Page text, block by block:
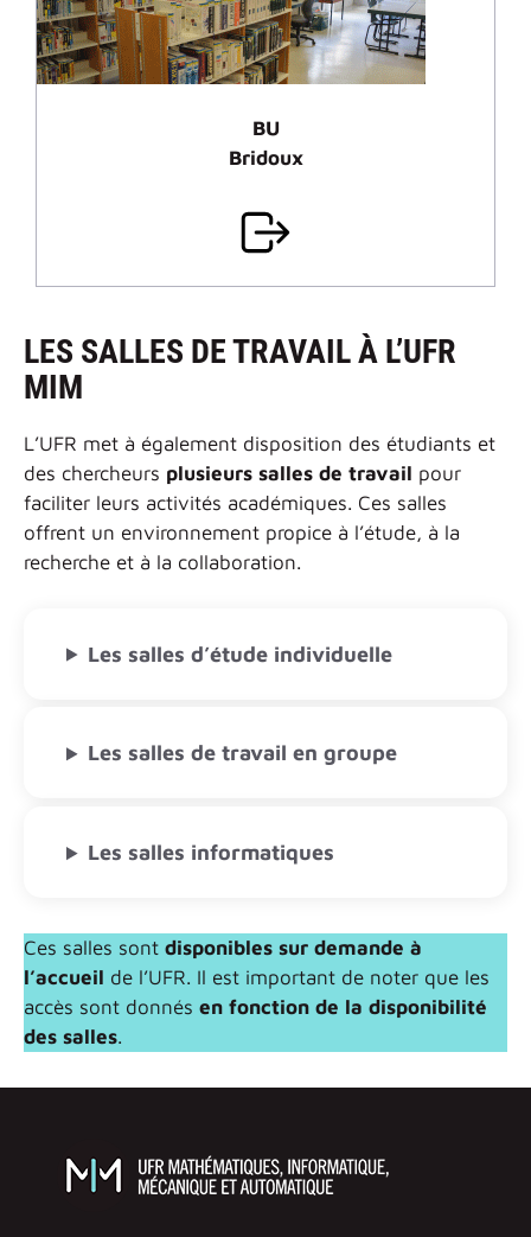
BU
Bridoux
LES SALLES DE TRAVAIL À L’UFR
MIM
L’UFR met à également disposition des étudiants et
des chercheurs plusieurs salles de travail pour
faciliter leurs activités académiques. Ces salles
offrent un environnement propice à l’étude, à la
recherche et à la collaboration.
Les salles d’étude individuelle
Les salles de travail en groupe
Les salles informatiques
Ces salles sont disponibles sur demande à
l’accueil de l’UFR. Il est important de noter que les
accès sont donnés en fonction de la disponibilité
des salles.